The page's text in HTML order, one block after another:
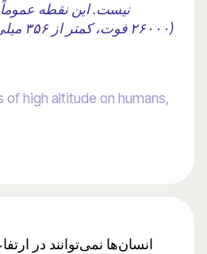
(۲۶۰۰۰
high altitude on humans,
انسان‌ها نمی‌توانند در